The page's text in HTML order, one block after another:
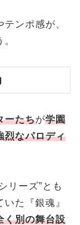
ンポ感が、
ーたちが学園
烈なパロディ
リーズ”とも
た『銀魂』
く別の舞台設